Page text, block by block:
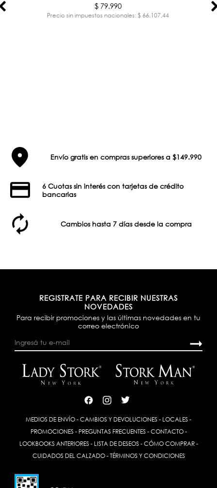
$ 79.990
Precio sin impuestos nacionales: $ 66.107,44
Envío gratis en compras superiores a $149.990
6 Cuotas sin interés con tarjetas de crédito
bancarias
Cambios hasta 7 días desde la compra
REGISTRATE PARA RECIBIR NUESTRAS
NOVEDADES
Para recibir promociones y las últimas novedades en tu
correo electrónico
MEDIOS DE ENVÍO - CAMBIOS Y DEVOLUCIONES - LOCALES -
PROMOCIONES- PREGUNTAS FRECUENTES- CONTACTO-
LOOKBOOKS ANTERIORES- LISTA DE DESEOS- CÓMO COMPRAR-
CUIDADOS DEL CALZADO- TÉRMINOS Y CONDICIONES